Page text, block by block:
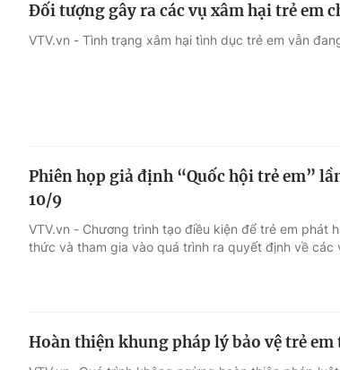
Đối tượng gây ra các vụ xâm hại trẻ em
VTV.vn - Tình trạng xâm hại tình dục trẻ em vẫn
Phiên họp giả định “Quốc hội trẻ em”
10/9
VTV.vn - Chương trình tạo điều kiện để trẻ em phát
thức và tham gia vào quá trình ra quyết định về các
Hoàn thiện khung pháp lý bảo vệ trẻ